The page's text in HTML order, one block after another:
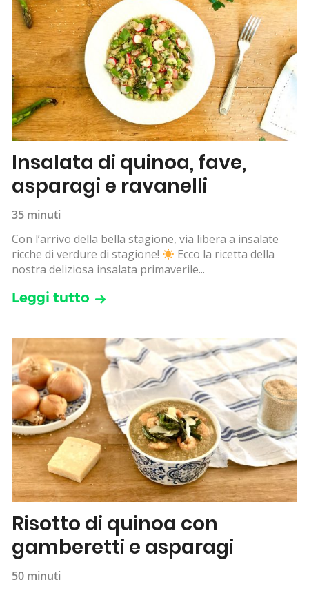
Insalata di quinoa, fave,
asparagi e ravanelli
35 minuti
Con l’arrivo della bella stagione, via libera a insalate
ricche di verdure di stagione!
Ecco la ricetta della
nostra deliziosa insalata primaverile...
Leggi tutto
Risotto di quinoa con
gamberetti e asparagi
50 minuti